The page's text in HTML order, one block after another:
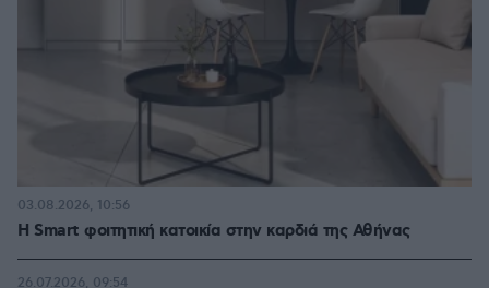
Η Smart φοιτητική κατοικία στην καρδιά της Αθήνας
03.08.2026, 10:56
26.07.2026, 09:54